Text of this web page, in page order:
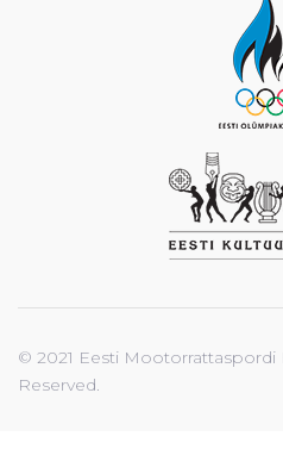
© 2021 Eesti Mootorrattaspordi
Reserved.